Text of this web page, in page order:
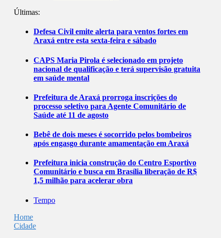
Últimas:
Defesa Civil emite alerta para ventos fortes em
Araxá entre esta sexta-feira e sábado
CAPS Maria Pirola é selecionado em projeto
nacional de qualificação e terá supervisão gratuita
em saúde mental
Prefeitura de Araxá prorroga inscrições do
processo seletivo para Agente Comunitário de
Saúde até 11 de agosto
Bebê de dois meses é socorrido pelos bombeiros
após engasgo durante amamentação em Araxá
Prefeitura inicia construção do Centro Esportivo
Comunitário e busca em Brasília liberação de R$
1,5 milhão para acelerar obra
Tempo
Home
Cidade